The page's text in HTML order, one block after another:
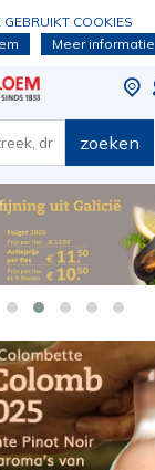
COOKIES
Meer informatie
zoeken